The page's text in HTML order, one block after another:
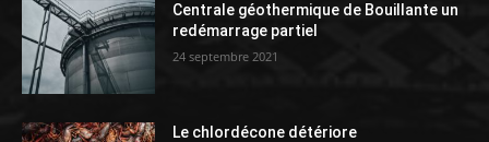
Centrale géothermique de Bouillante un
redémarrage partiel
24 septembre 2021
Le chlordécone détériore